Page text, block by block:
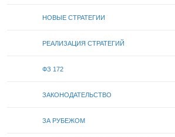
НОВЫЕ СТРАТЕГИИ
РЕАЛИЗАЦИЯ СТРАТЕГИЙ
ФЗ 172
ЗАКОНОДАТЕЛЬСТВО
ЗА РУБЕЖОМ